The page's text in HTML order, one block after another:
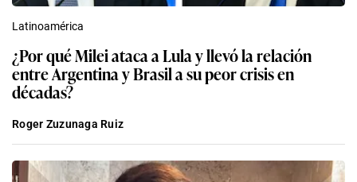
Latinoamérica
¿Por qué Milei ataca a Lula y llevó la relación
entre Argentina y Brasil a su peor crisis en
décadas?
Roger Zuzunaga Ruiz